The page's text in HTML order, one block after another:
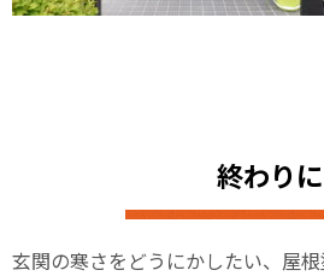
終わりに
玄関の寒さをどうにかしたい、屋